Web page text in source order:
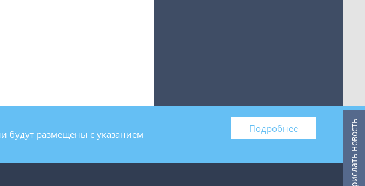
Прислать новость
будут размещены с указанием
Подробнее